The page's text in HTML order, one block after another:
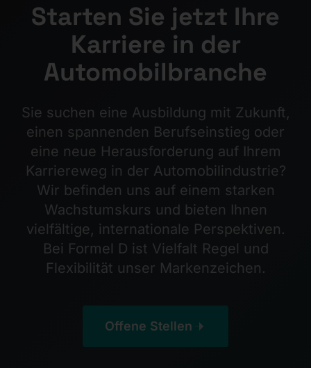
Starten Sie jetzt Ihre
Karriere in der
Automobilbranche
Sie suchen eine Ausbildung mit Zukunft,
einen spannenden Berufseinstieg oder
eine neue Herausforderung auf Ihrem
Karriereweg in der Automobilindustrie?
Wir befinden uns auf einem starken
Wachstumskurs und bieten Ihnen
vielfältige, internationale Perspektiven.
Bei Formel D ist Vielfalt Regel und
Flexibilität unser Markenzeichen.
Offene Stellen